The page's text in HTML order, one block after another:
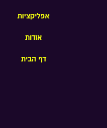
אפליקציות
אודות
דף הבית